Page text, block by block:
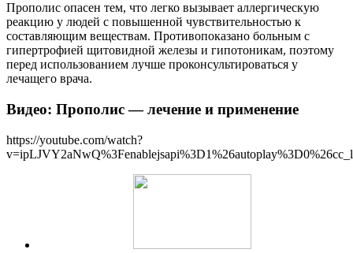
Прополис опасен тем, что легко вызывает аллергическую
реакцию у людей с повышенной чувствительностью к
составляющим веществам. Противопоказано больным с
гипертрофией щитовидной железы и гипотоникам, поэтому
перед использованием лучше проконсультироваться у
лечащего врача.
Видео: Прополис — лечение и применение
https://youtube.com/watch?